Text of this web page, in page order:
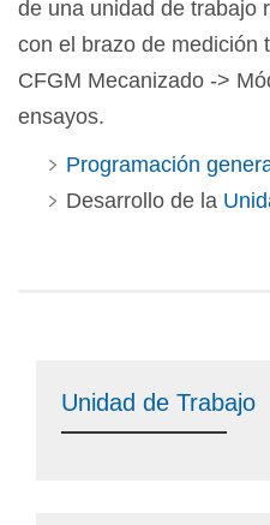
de una unidad de trabajo
con el brazo de medición
CFGM Mecanizado ->
ensayos.
Programación
Desarrollo de la
Unidad de Trabajo